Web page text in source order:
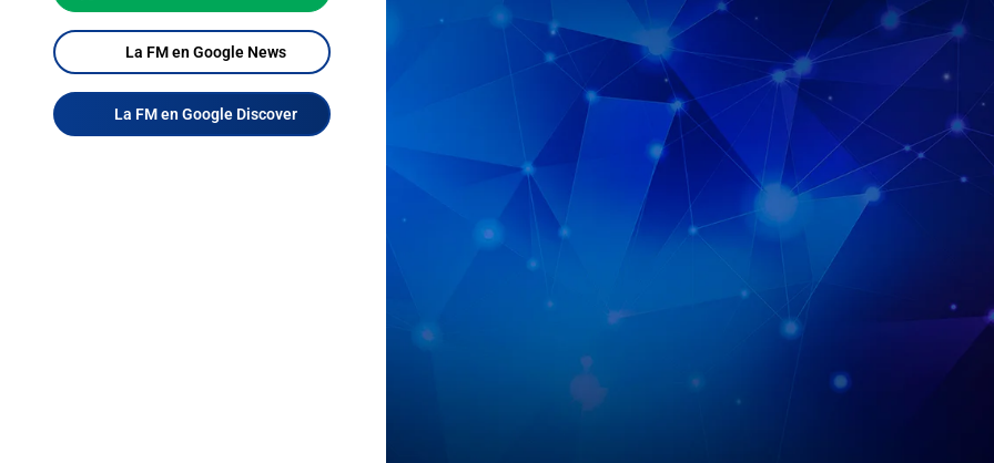
La FM en Google News
La FM en Google Discover